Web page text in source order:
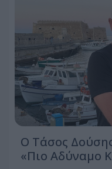
Ο Τάσος
«Πιο Αδύναμο